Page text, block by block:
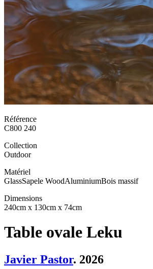
Référence
C800 240
Collection
Outdoor
Matériel
GlassSapele WoodAluminiumBois massif
Dimensions
240cm x 130cm x 74cm
Table ovale Leku
Javier Pastor. 2026